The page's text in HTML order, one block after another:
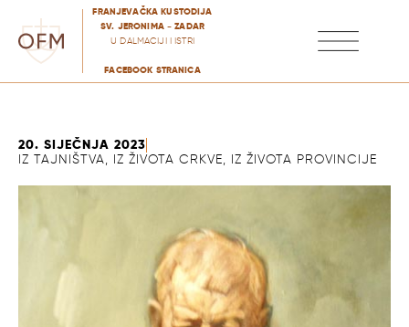
FRANJEVAČKA KUSTODIJA
SV. JERONIMA - ZADAR
U DALMACIJI I ISTRI
FACEBOOK STRANICA
20. SIJEČNJA 2023
IZ TAJNIŠTVA, IZ ŽIVOTA CRKVE, IZ ŽIVOTA PROVINCIJE